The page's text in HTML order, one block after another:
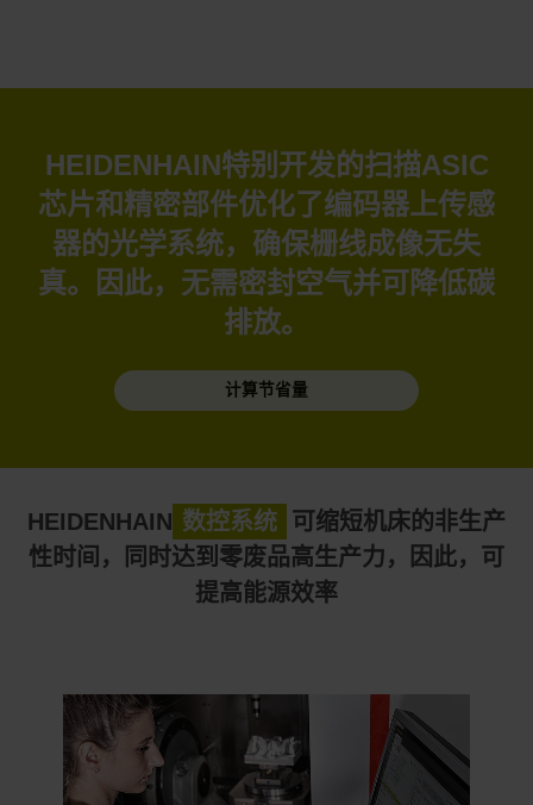
HEIDENHAIN特别开发的扫描ASIC
芯片和精密部件优化了编码器上传感
器的光学系统，确保栅线成像无失
真。因此，无需密封空气并可降低碳
排放。
计算节省量
HEIDENHAIN 数控系统
可缩短机床的非生产
性时间，同时达到零废品高生产力，因此，可
提高能源效率